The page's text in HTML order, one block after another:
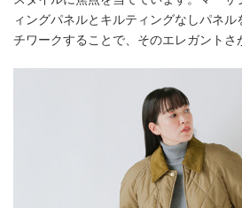
ィングパネルとキルティングなしパネル
チワークすることで、そのエレガントさ